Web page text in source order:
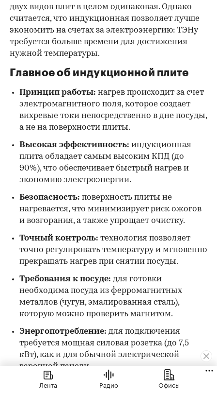
двух видов плит в целом одинаковая. Однако
считается, что индукционная позволяет лучше
экономить на счетах за электроэнергию: ТЭНу
требуется больше времени для достижения
нужной температуры.
Главное об индукционной плите
Принцип работы: нагрев происходит за счет
электромагнитного поля, которое создает
вихревые токи непосредственно в дне посуды,
а не на поверхности плиты.
Высокая эффективность: индукционная
плита обладает самым высоким КПД (до
90%), что обеспечивает быстрый нагрев и
экономию электроэнергии.
Безопасность: поверхность плиты не
нагревается, что минимизирует риск ожогов
и возгорания, а также упрощает очистку.
Точный контроль: технология позволяет
точно регулировать температуру и мгновенно
прекращать нагрев при снятии посуды.
Требования к посуде: для готовки
необходима посуда из ферромагнитных
металлов (чугун, эмалированная сталь),
которую можно проверить магнитом.
Энергопотребление: для подключения
требуется мощная силовая розетка (до 7,5
кВт), как и для обычной электрической
варочной панели.
Сравнение с электрической плитой:
Лента Радио Офисы